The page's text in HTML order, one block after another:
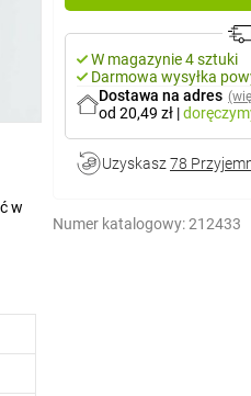
W magazynie 4 sztuki
Darmowa wysyłka
Dostawa na adres
od 20,49 zł |
Uzyskasz 78
Numer katalogowy:212433
w